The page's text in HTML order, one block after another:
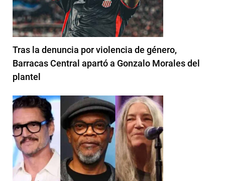
Tras la denuncia por violencia de género,
Barracas Central apartó a Gonzalo Morales del
plantel